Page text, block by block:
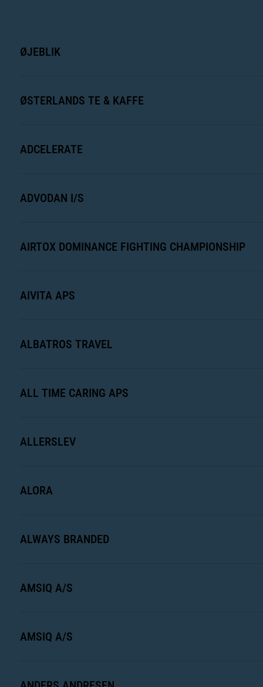
ØJEBLIK
ØSTERLANDS TE & KAFFE
ADCELERATE
ADVODAN I/S
AIRTOX DOMINANCE FIGHTING CHAMPIONSHIP
AIVITA APS
ALBATROS TRAVEL
ALL TIME CARING APS
ALLERSLEV
ALORA
ALWAYS BRANDED
AMSIQ A/S
AMSIQ A/S